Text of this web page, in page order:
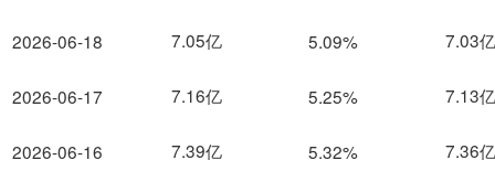
2026-06-18
2026-06-17
2026-06-16
7.05亿 5.09% 7.03亿
7.16亿 5.25% 7.13亿
7.39亿 5.32% 7.36亿